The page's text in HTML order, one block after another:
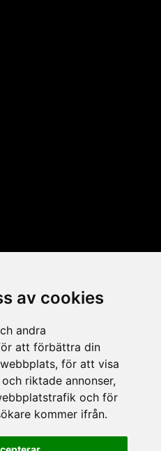
av cookies
andra
att förbättra din
för att visa
riktade annonser,
och för
kommer ifrån.
Visa, Mastercard, Lund